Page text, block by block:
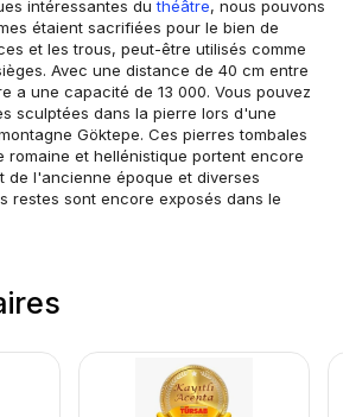
intéressantes du théâtre, nous pouvons
étaient sacrifiées pour le bien de
et les trous, peut-être utilisés comme
Avec une distance de 40 cm entre
a une capacité de 13 000. Vous pouvez
sculptées dans la pierre lors d'une
Göktepe. Ces pierres tombales
romaine et hellénistique portent encore
de l'ancienne époque et diverses
restes sont encore exposés dans le